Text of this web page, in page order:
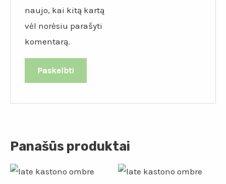
naujo, kai kitą kartą
vėl norėsiu parašyti
komentarą.
Panašūs produktai